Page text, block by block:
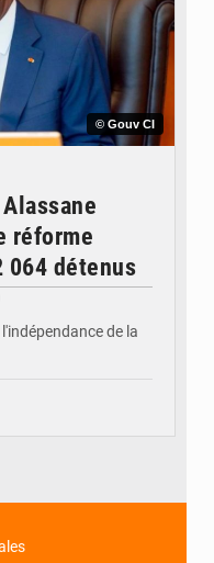
© Gouv CI
réforme
détenus
de la